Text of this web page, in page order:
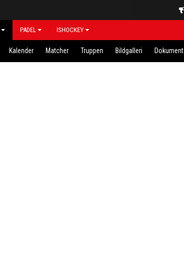
PADEL ISHOCKEY
Kalender Matcher Truppen Bildgalleri Dokument